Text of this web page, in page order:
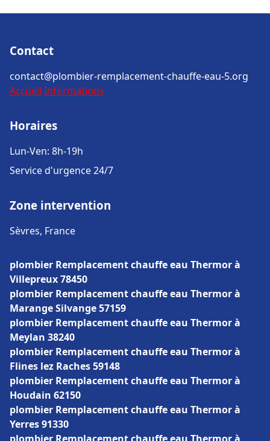
Contact
contact@plombier-remplacement-chauffe-eau-5.org
Accueil Informations
Horaires
Lun-Ven: 8h-19h
Service d'urgence 24/7
Zone intervention
Sèvres, France
plombier Remplacement chauffe eau Thermor à
Villepreux 78450
plombier Remplacement chauffe eau Thermor à
Marange Silvange 57159
plombier Remplacement chauffe eau Thermor à
Meylan 38240
plombier Remplacement chauffe eau Thermor à
Flines lez Raches 59148
plombier Remplacement chauffe eau Thermor à
Houdain 62150
plombier Remplacement chauffe eau Thermor à
Yerres 91330